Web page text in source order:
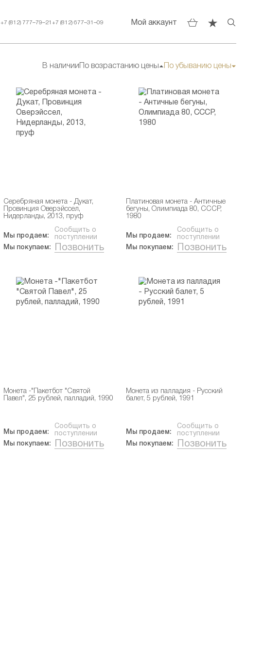
+7 (812) 777–79–21+7 (812) 677–31–09 Мой аккаунт
В наличии По возрастанию цены По убыванию цены
Серебряная монета - Дукат,
Провинция Оверэйссел,
Нидерланды, 2013, пруф
Мы продаем:
Сообщить о
поступлении
Мы покупаем:
Позвонить
Платиновая монета - Античные
бегуны, Олимпиада 80, СССР,
1980
Мы продаем:
Сообщить о
поступлении
Мы покупаем:
Позвонить
Монета -"Пакетбот "Святой
Павел", 25 рублей, палладий, 1990
Мы продаем:
Сообщить о
поступлении
Мы покупаем:
Позвонить
Монета из палладия - Русский
балет, 5 рублей, 1991
Мы продаем:
Сообщить о
поступлении
Мы покупаем:
Позвонить